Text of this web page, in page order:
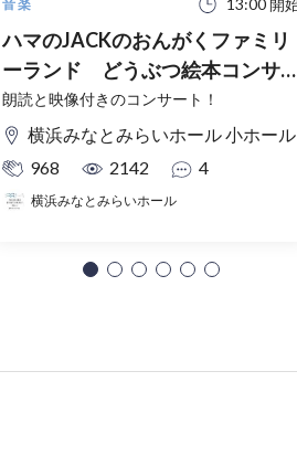
音楽 13:00 開
ハマのJACKのおんがくファミリ
ーランド どうぶつ絵本コンサ
ト
朗読と映像付きのコンサート！
横浜みなとみらいホール 小ホール
968
2142 4
横浜みなとみらいホール